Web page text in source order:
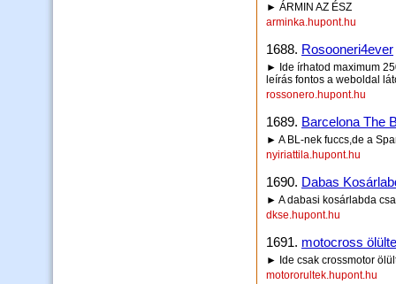
► ÁRMIN AZ ÉSZ
arminka.hupont.hu
1688. Rosooneri4ever
► Ide írhatod maximum
leírás fontos a weboldal
rossonero.hupont.hu
1689. Barcelona The
► A BL-nek fuccs,de a
nyiriattila.hupont.hu
1690. Dabas
► A dabasi kosárlabda
dkse.hupont.hu
1691. motocross
► Ide csak crossmotor
motororultek.hupont.hu